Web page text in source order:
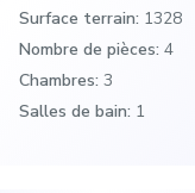
Surface terrain: 1328
Nombre de pièces: 4
Chambres: 3
Salles de bain: 1